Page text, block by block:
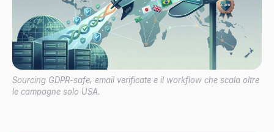
Sourcing GDPR-safe, email verificate e il workflow che scala oltre
le campagne solo USA.